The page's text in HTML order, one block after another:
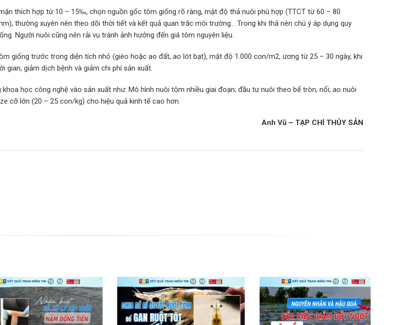
thích hợp từ 10 – 15‰, chọn nguồn gốc tôm giống rõ ràng, mật độ thả nuôi phù hợp (TTCT từ 60 – 80
thường xuyên nên theo dõi thời tiết và kết quả quan trắc môi trường… Trong khi thả nên chú ý áp dụng quy
Người nuôi cũng nên rải vụ tránh ảnh hưởng đến giá tôm nguyên liệu.
giống trước trong diện tích nhỏ (gièo hoặc ao đất, ao lót bạt), mật độ 1.000 con/m2, ương từ 25 – 30 ngày, khi
gian, giảm dịch bệnh và giảm chi phí sản xuất.
học công nghệ vào sản xuất như: Mô hình nuôi tôm nhiều giai đoạn; đầu tư nuôi theo bể tròn, nổi; ao nuôi
cỡ lớn (20 – 25 con/kg) cho hiệu quả kinh tế cao hơn.
Anh Vũ – TẠP CHÍ THỦY SẢN